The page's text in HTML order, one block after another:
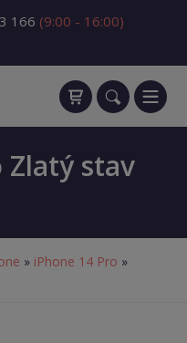
166 (9:00 - 16:00)
Zlatý stav
» iPhone 14 Pro »